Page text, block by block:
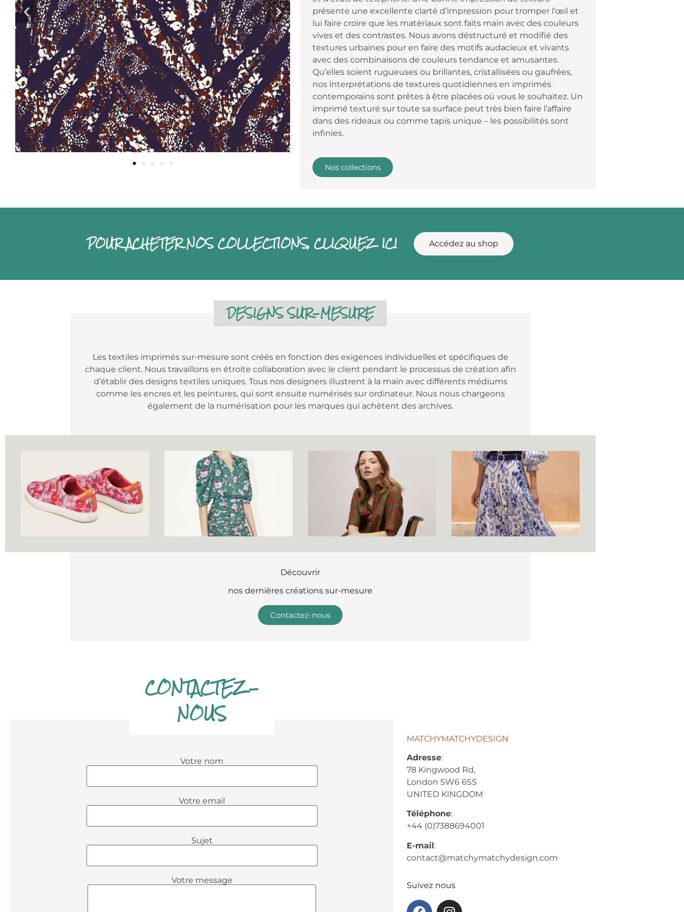
présente une excellente clarté d’impression pour tromper l’œil et
lui faire croire que les matériaux sont faits main avec des couleurs
vives et des contrastes. Nous avons déstructuré et modifié des
textures urbaines pour en faire des motifs audacieux et vivants
avec des combinaisons de couleurs tendance et amusantes.
Qu’elles soient rugueuses ou brillantes, cristallisées ou gaufrées,
nos interprétations de textures quotidiennes en imprimés
contemporains sont prêtes à être placées où vous le souhaitez. Un
imprimé texturé sur toute sa surface peut très bien faire l’affaire
dans des rideaux ou comme tapis unique – les possibilités sont
infinies.
Nos collections
POUR ACHETER NOS COLLECTIONS, CLIQUEZ ICI Accédez au shop
DESIGNS SUR-MESURE
Les textiles imprimés sur-mesure sont créés en fonction des exigences individuelles et spécifiques de
chaque client. Nous travaillons en étroite collaboration avec le client pendant le processus de création afin
d’établir des designs textiles uniques. Tous nos designers illustrent à la main avec différents médiums
comme les encres et les peintures, qui sont ensuite numérisés sur ordinateur. Nous nous chargeons
également de la numérisation pour les marques qui achètent des archives.
Découvrir
nos dernières créations sur-mesure
Contactez-nous
CONTACTEZ-
NOUS
Votre nom
Votre email
Sujet
Votre message
MATCHYMATCHYDESIGN
Adresse:
78 Kingwood Rd,
London SW6 6SS
UNITED KINGDOM
Téléphone:
+44 (0)7388694001
E-mail:
contact@matchymatchydesign.com
Suivez nous